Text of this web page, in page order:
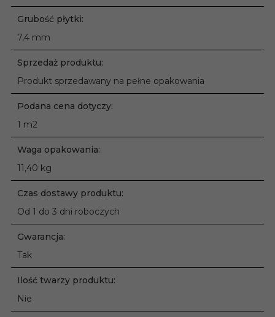
Grubość płytki:
7,4 mm
Sprzedaż produktu:
Produkt sprzedawany na pełne opakowania
Podana cena dotyczy:
1 m2
Waga opakowania:
11,40 kg
Czas dostawy produktu:
Od 1 do 3 dni roboczych
Gwarancja:
Tak
Ilość twarzy produktu:
Nie